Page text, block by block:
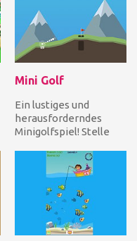
Mini Golf
Ein lustiges und
herausforderndes
Minigolfspiel! Stelle
Stärke deines Schlages